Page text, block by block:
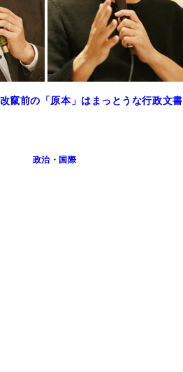
竄前の「原本」はまっとうな行政文書
政治・国際